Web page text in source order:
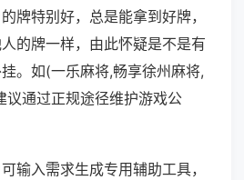
牌特别好，总是能拿到好牌，
的牌一样，由此怀疑是不是有
。如(一乐麻将,畅享徐州麻将,
议通过正规途径维护游戏公
输入需求生成专用辅助工具，